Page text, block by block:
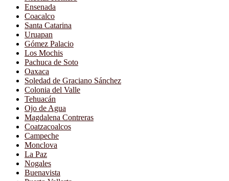
Ensenada
Coacalco
Santa Catarina
Uruapan
Gómez Palacio
Los Mochis
Pachuca de Soto
Oaxaca
Soledad de Graciano Sánchez
Colonia del Valle
Tehuacán
Ojo de Agua
Magdalena Contreras
Coatzacoalcos
Campeche
Monclova
La Paz
Nogales
Buenavista